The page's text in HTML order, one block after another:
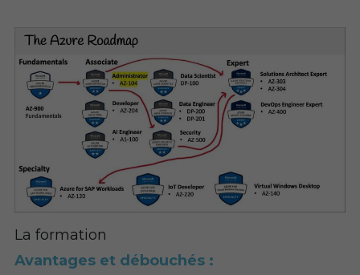
La formation
Avantages et débouchés :